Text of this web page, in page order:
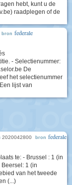
hebt, kunt u de
raadplegen of de
bron federale
- Selectienummer:
De
het selectienummer
lijst van
2020042800 bron federale
te: - Brussel : 1 (in
1 (in
van het tweede
(...)